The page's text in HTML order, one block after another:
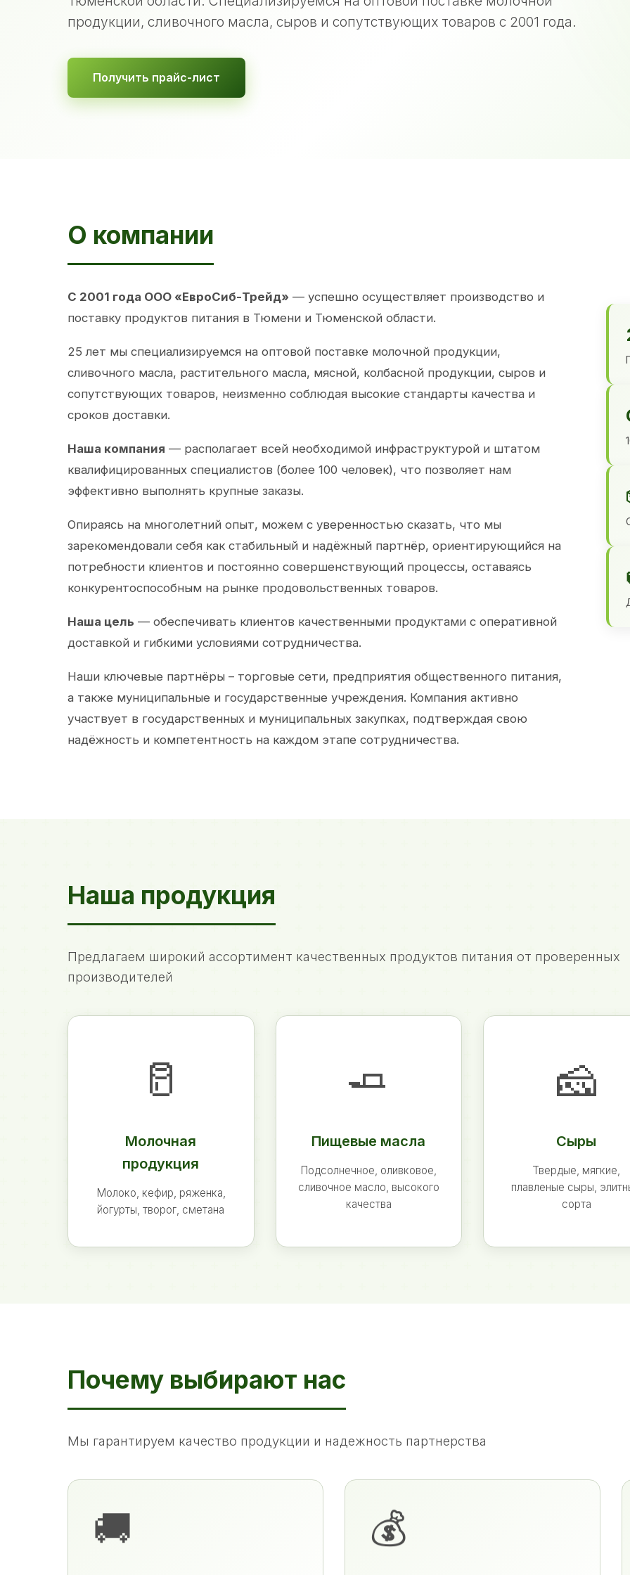
продукции, сливочного масла, сыров и сопутствующих товаров с 2001 года.
Получить прайс-лист
О компании
С 2001 года ООО «ЕвроСиб-Трейд» — успешно осуществляет производство и
поставку продуктов питания в Тюмени и Тюменской области.
25 лет мы специализируемся на оптовой поставке молочной продукции,
сливочного масла, растительного масла, мясной, колбасной продукции, сыров и
сопутствующих товаров, неизменно соблюдая высокие стандарты качества и
сроков доставки.
Наша компания — располагает всей необходимой инфраструктурой и штатом
квалифицированных специалистов (более 100 человек), что позволяет нам
эффективно выполнять крупные заказы.
Опираясь на многолетний опыт, можем с уверенностью сказать, что мы
зарекомендовали себя как стабильный и надёжный партнёр, ориентирующийся на
потребности клиентов и постоянно совершенствующий процессы, оставаясь
конкурентоспособным на рынке продовольственных товаров.
Наша цель — обеспечивать клиентов качественными продуктами с оперативной
доставкой и гибкими условиями сотрудничества.
Наши ключевые партнёры – торговые сети, предприятия общественного питания,
а также муниципальные и государственные учреждения. Компания активно
участвует в государственных и муниципальных закупках, подтверждая свою
надёжность и компетентность на каждом этапе сотрудничества.
Наша продукция
Предлагаем широкий ассортимент качественных продуктов питания от проверенных
производителей
🥛
Молочная
продукция
Молоко, кефир, ряженка,
йогурты, творог, сметана
🧈
Пищевые масла
Подсолнечное, оливковое,
сливочное масло, высокого
качества
🧀
Сыры
Твердые, мягкие,
плавленые сыры,
сорта
Почему выбирают нас
Мы гарантируем качество продукции и надежность партнерства
🚚 💰